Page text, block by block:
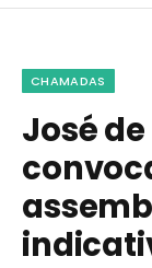
CHAMADAS
José